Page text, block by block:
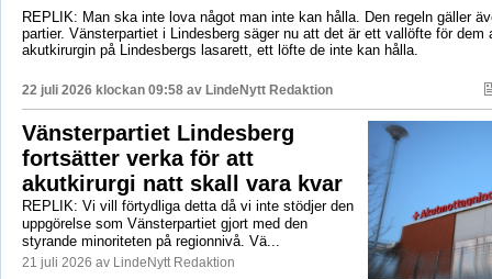
REPLIK: Man ska inte lova något man inte kan hålla. Den regeln gäller
partier. Vänsterpartiet i Lindesberg säger nu att det är ett vallöfte för dem
akutkirurgin på Lindesbergs lasarett, ett löfte de inte kan hålla.
22 juli 2026 klockan 09:58 av LindeNytt Redaktion
Vänsterpartiet Lindesberg
fortsätter verka för att
akutkirurgi natt skall vara kvar
REPLIK: Vi vill förtydliga detta då vi inte stödjer den
uppgörelse som Vänsterpartiet gjort med den
styrande minoriteten på regionnivå. Vä...
21 juli 2026 av LindeNytt Redaktion